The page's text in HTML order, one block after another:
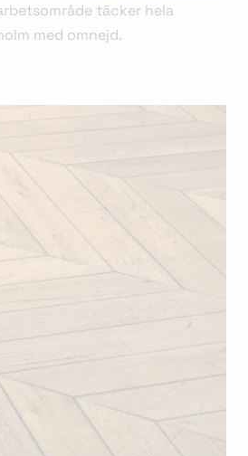
täcker hela
med omnejd.